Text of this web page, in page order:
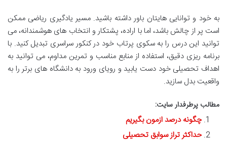
به خود و توانایی هایتان باور داشته باشید. مسیر یادگیری ریاضی ممکن
است پر از چالش باشد، اما با اراده، پشتکار و انتخاب های هوشمندانه، می
توانید این درس را به سکوی پرتاب خود در کنکور سراسری تبدیل کنید. با
برنامه ریزی دقیق، استفاده از منابع مناسب و تمرین مداوم، می توانید به
اهداف تحصیلی خود دست یابید و رویای ورود به دانشگاه های برتر را به
واقعیت بدل سازید.
مطالب پرطرفدار سایت:
چگونه درصد ازمون بگیریم
حداکثر تراز سوابق تحصیلی